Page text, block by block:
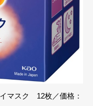
マスク 12枚／価格：